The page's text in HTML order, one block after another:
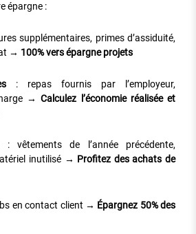
épargne :
supplémentaires, primes d’assiduité,
→ 100% vers épargne projets
: repas fournis par l’employeur,
→Calculez l’économie réalisée et
: vêtements de l’année précédente,
inutilisé → Profitez des achats de
en contact client → Épargnez 50% des